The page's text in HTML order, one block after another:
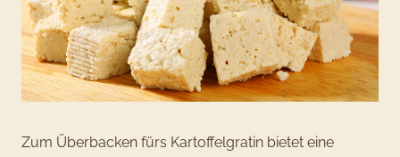
Zum Überbacken fürs Kartoffelgratin bietet eine